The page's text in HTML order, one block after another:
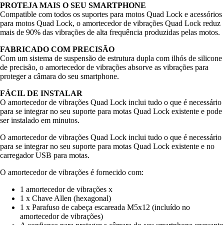
PROTEJA MAIS O SEU SMARTPHONE
Compatible com todos os suportes para motos Quad Lock e acessórios
para motos Quad Lock, o amortecedor de vibrações Quad Lock reduz
mais de 90% das vibrações de alta frequência produzidas pelas motos.
FABRICADO COM PRECISÃO
Com um sistema de suspensão de estrutura dupla com ilhós de silicone
de precisão, o amortecedor de vibrações absorve as vibrações para
proteger a câmara do seu smartphone.
FÁCIL DE INSTALAR
O amortecedor de vibrações Quad Lock inclui tudo o que é necessário
para se integrar no seu suporte para motas Quad Lock existente e pode
ser instalado em minutos.
O amortecedor de vibrações Quad Lock inclui tudo o que é necessário
para se integrar no seu suporte para motas Quad Lock existente e no
carregador USB para motas.
O amortecedor de vibrações é fornecido com:
1 amortecedor de vibrações x
1 x Chave Allen (hexagonal)
1 x Parafuso de cabeça escareada M5x12 (incluído no
amortecedor de vibrações)